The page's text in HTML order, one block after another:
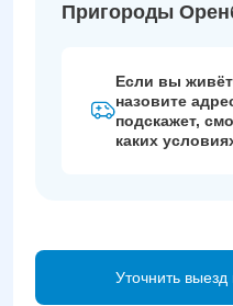
Уточнить
Пригороды
Если вы
назовите
подскажет,
каких